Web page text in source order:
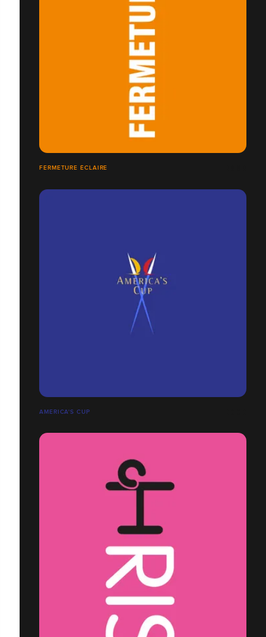
FERMETURE ÉCLAIRE
AMERICA'S CUP